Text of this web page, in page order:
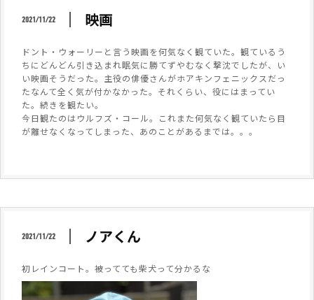
2021/11/22 映画
ドント・ウォーリーと言う映画を何気なく観ていた。観ているう
ちにどんどん引き込まれ眠気に勝てずやむなく撃沈でしたが、い
い映画そうだった。主役の俳優さんがホアキンフェニックスだっ
たなんて全く気が付かなかった。それくらい、役にはまってい
た。続きを観たい。
今日観たのはウルフズ・コール。これまた何気なく観ていたら目
が離せなくなってしまった、あのことがあるまでは。。。
2021/11/22 ノアくん
初レインコート。被ってても柴犬って分かるな